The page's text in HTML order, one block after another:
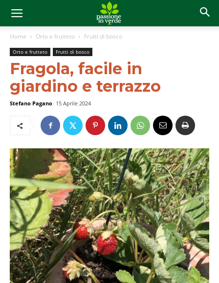
Home Orto e frutteto Frutti di bosco
Orto e frutteto Frutti di bosco
Fragola, facile in
giardino e terrazzo
Stefano Pagano 15 Aprile 2024